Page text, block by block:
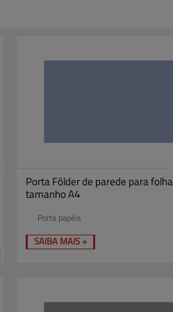
Porta Fôlder de parede para folha
tamanho A4
Porta papéis
SAIBA MAIS +